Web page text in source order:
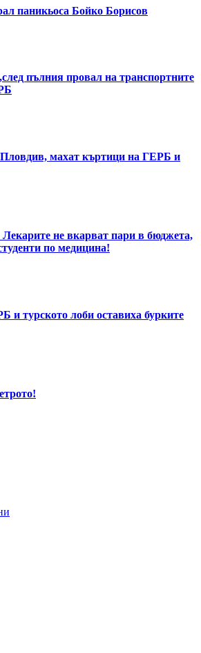
паникьоса Бойко Борисов
пълния провал на транспортните
махат къртици на ГЕРБ и
Лекарите не вкарват пари в бюджета,
по медицина!
и турското лоби оставиха бурките